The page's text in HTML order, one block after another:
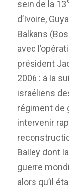
sein de la 13
d’Ivoire,
Balkans
avec
président
2006 : à la
israéliens
régiment de
intervenir
Bailey dont
guerre
alors qu’il